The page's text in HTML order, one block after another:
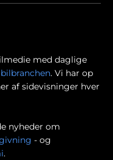
med daglige
bilbranchen. Vi har op
af sidevisninger hver
nyheder om
- og
.